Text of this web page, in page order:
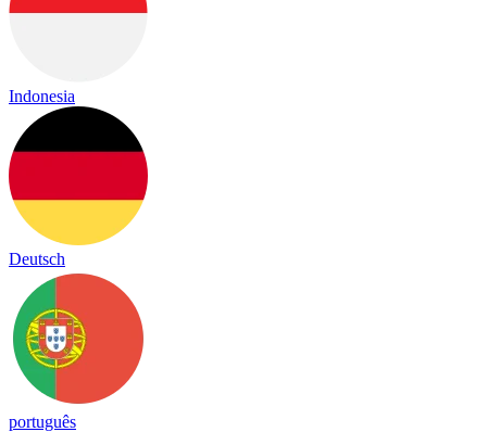
Indonesia
Deutsch
português